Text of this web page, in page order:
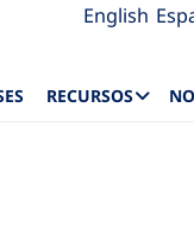
English
RECURSOS